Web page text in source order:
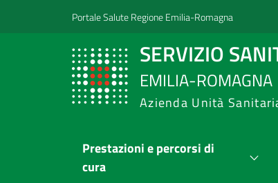
Vai al contenuto
Vai alla navigazionePortale Salute Regione Emilia-Romagna
SERVIZIO
EMILIA-ROMAGNA
Azienda Unità
Prestazioni e percorsi di
cura